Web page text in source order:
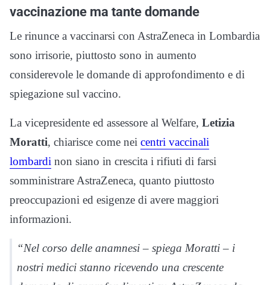
vaccinazione ma tante domande
Le rinunce a vaccinarsi con AstraZeneca in Lombardia
sono irrisorie, piuttosto sono in aumento
considerevole le domande di approfondimento e di
spiegazione sul vaccino.
La vicepresidente ed assessore al Welfare, Letizia
Moratti, chiarisce come nei centri vaccinali
lombardi non siano in crescita i rifiuti di farsi
somministrare AstraZeneca, quanto piuttosto
preoccupazioni ed esigenze di avere maggiori
informazioni.
“Nel corso delle anamnesi – spiega Moratti – i
nostri medici stanno ricevendo una crescente